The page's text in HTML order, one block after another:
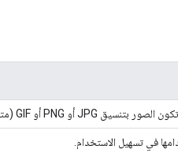
في تسهيل الاستخدام.